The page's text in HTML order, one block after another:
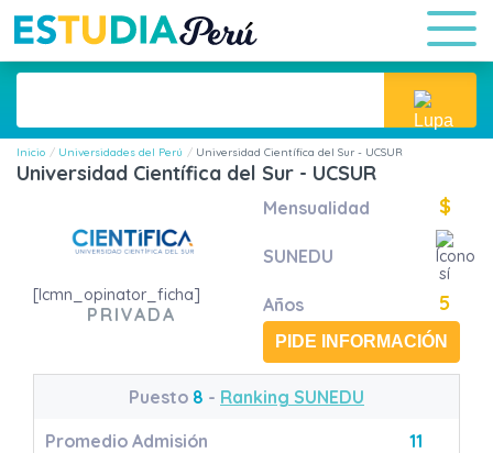
Inicio Universidades del Perú Universidad Científica del Sur - UCSUR
Universidad Científica del Sur - UCSUR
[lcmn_opinator_ficha]
PRIVADA
Mensualidad $
SUNEDU
Años 5
PIDE INFORMACIÓN
Puesto 8 - Ranking SUNEDU
Promedio Admisión
11